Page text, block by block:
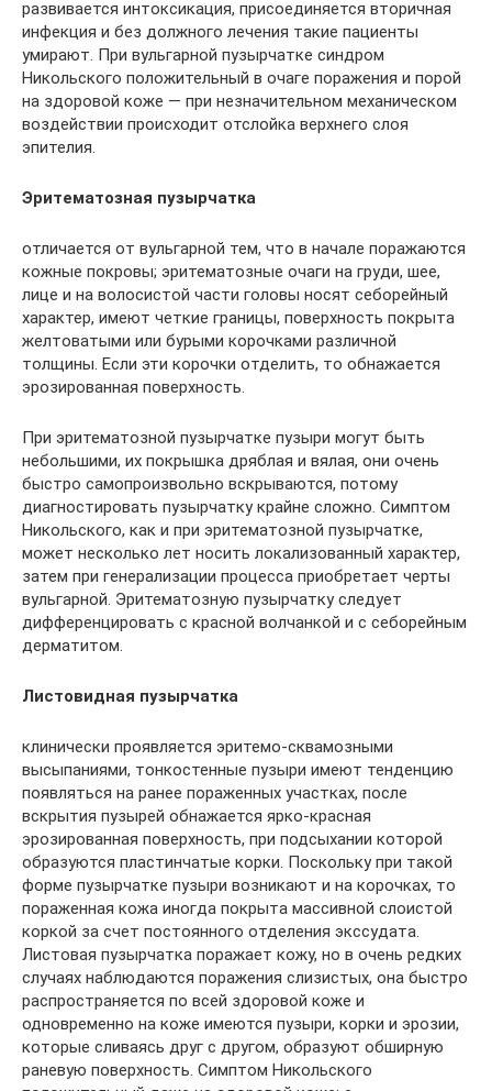
развивается интоксикация, присоединяется вторичная
инфекция и без должного лечения такие пациенты
умирают. При вульгарной пузырчатке синдром
Никольского положительный в очаге поражения и порой
на здоровой коже — при незначительном механическом
воздействии происходит отслойка верхнего слоя
эпителия.
Эритематозная пузырчатка
отличается от вульгарной тем, что в начале поражаются
кожные покровы; эритематозные очаги на груди, шее,
лице и на волосистой части головы носят себорейный
характер, имеют четкие границы, поверхность покрыта
желтоватыми или бурыми корочками различной
толщины. Если эти корочки отделить, то обнажается
эрозированная поверхность.
При эритематозной пузырчатке пузыри могут быть
небольшими, их покрышка дряблая и вялая, они очень
быстро самопроизвольно вскрываются, потому
диагностировать пузырчатку крайне сложно. Симптом
Никольского, как и при эритематозной пузырчатке,
может несколько лет носить локализованный характер,
затем при генерализации процесса приобретает черты
вульгарной. Эритематозную пузырчатку следует
дифференцировать с красной волчанкой и с себорейным
дерматитом.
Листовидная пузырчатка
клинически проявляется эритемо-сквамозными
высыпаниями, тонкостенные пузыри имеют тенденцию
появляться на ранее пораженных участках, после
вскрытия пузырей обнажается ярко-красная
эрозированная поверхность, при подсыхании которой
образуются пластинчатые корки. Поскольку при такой
форме пузырчатке пузыри возникают и на корочках, то
пораженная кожа иногда покрыта массивной слоистой
коркой за счет постоянного отделения экссудата.
Листовая пузырчатка поражает кожу, но в очень редких
случаях наблюдаются поражения слизистых, она быстро
распространяется по всей здоровой коже и
одновременно на коже имеются пузыри, корки и эрозии,
которые сливаясь друг с другом, образуют обширную
раневую поверхность. Симптом Никольского